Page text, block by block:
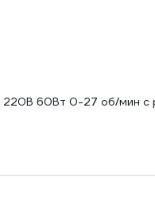
220В 60Вт 0-27 об/мин